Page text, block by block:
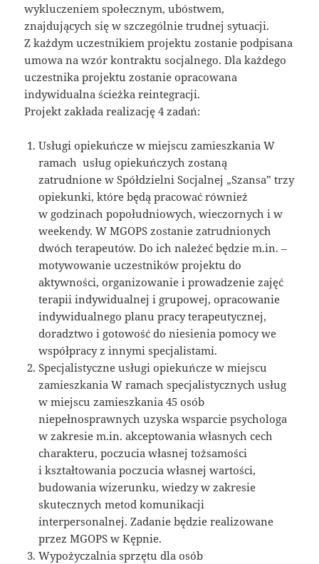
wykluczeniem społecznym, ubóstwem,
znajdujących się w szczególnie trudnej sytuacji.
Z każdym uczestnikiem projektu zostanie podpisana
umowa na wzór kontraktu socjalnego. Dla każdego
uczestnika projektu zostanie opracowana
indywidualna ścieżka reintegracji.
Projekt zakłada realizację 4 zadań:
Usługi opiekuńcze w miejscu zamieszkania W
ramach usług opiekuńczych zostaną
zatrudnione w Spółdzielni Socjalnej „Szansa” trzy
opiekunki, które będą pracować również
w godzinach popołudniowych, wieczornych i w
weekendy. W MGOPS zostanie zatrudnionych
dwóch terapeutów. Do ich należeć będzie m.in. –
motywowanie uczestników projektu do
aktywności, organizowanie i prowadzenie zajęć
terapii indywidualnej i grupowej, opracowanie
indywidualnego planu pracy terapeutycznej,
doradztwo i gotowość do niesienia pomocy we
współpracy z innymi specjalistami.
Specjalistyczne usługi opiekuńcze w miejscu
zamieszkania W ramach specjalistycznych usług
w miejscu zamieszkania 45 osób
niepełnosprawnych uzyska wsparcie psychologa
w zakresie m.in. akceptowania własnych cech
charakteru, poczucia własnej tożsamości
i kształtowania poczucia własnej wartości,
budowania wizerunku, wiedzy w zakresie
skutecznych metod komunikacji
interpersonalnej. Zadanie będzie realizowane
przez MGOPS w Kępnie.
Wypożyczalnia sprzętu dla osób